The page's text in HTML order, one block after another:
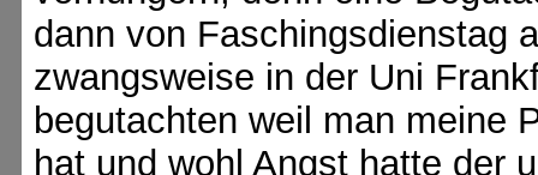
dann von Faschingsdienstag
zwangsweise in der Uni
begutachten weil man meine
hat und wohl Angst hatte der